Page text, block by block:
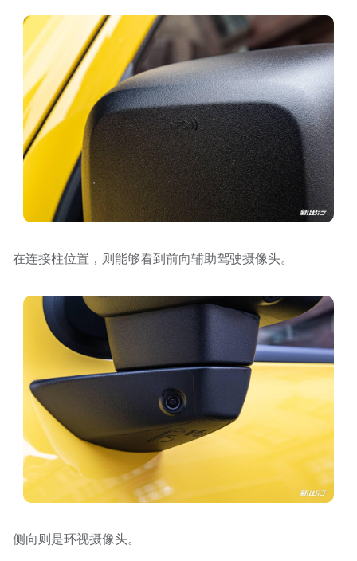
在连接柱位置，则能够看到前向辅助驾驶摄像头。
侧向则是环视摄像头。